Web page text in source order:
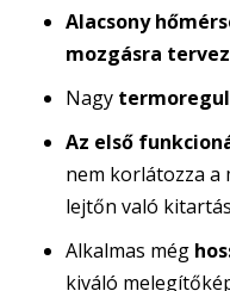
Alacsony
mozgásra
Nagy
Az első
nem korlátozza a
lejtőn való
Alkalmas még
kiváló